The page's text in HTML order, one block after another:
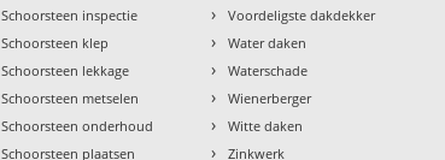
Schoorsteen inspectie
Schoorsteen klep
Schoorsteen lekkage
Schoorsteen metselen
Schoorsteen onderhoud
Schoorsteen plaatsen
› Voordeligste dakdekker
› Water daken
› Waterschade
› Wienerberger
› Witte daken
› Zinkwerk